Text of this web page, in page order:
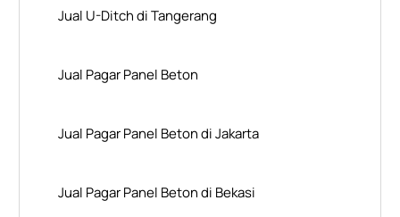
Jual U-Ditch di Tangerang
Jual Pagar Panel Beton
Jual Pagar Panel Beton di Jakarta
Jual Pagar Panel Beton di Bekasi